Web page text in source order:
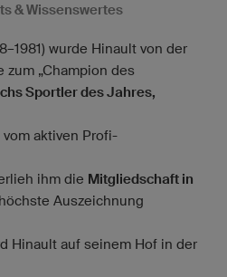
& Wissenswertes
wurde Hinault von der
zum „Champion des
Sportler des Jahres,
aktiven Profi-
ihm die Mitgliedschaft in
Auszeichnung
Hinault auf seinem Hof in der